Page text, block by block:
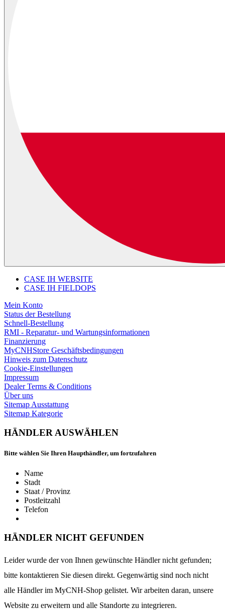
CASE IH WEBSITE
CASE IH FIELDOPS
Mein Konto
Status der Bestellung
Schnell-Bestellung
RMI - Reparatur- und Wartungsinformationen
Finanzierung
MyCNHStore Geschäftsbedingungen
Hinweis zum Datenschutz
Cookie-Einstellungen
Impressum
Dealer Terms & Conditions
Über uns
Sitemap Ausstattung
Sitemap Kategorie
HÄNDLER AUSWÄHLEN
Bitte wählen Sie Ihren Haupthändler, um fortzufahren
Name
Stadt
Staat / Provinz
Postleitzahl
Telefon
HÄNDLER NICHT GEFUNDEN
Leider wurde der von Ihnen gewünschte Händler nicht gefunden;
bitte kontaktieren Sie diesen direkt. Gegenwärtig sind noch nicht
alle Händler im MyCNH-Shop gelistet. Wir arbeiten daran, unsere
Website zu erweitern und alle Standorte zu integrieren.